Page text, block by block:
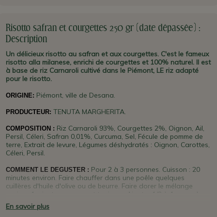
Risotto safran et courgettes 250 gr (date dépassée) :
Description
Un délicieux risotto au safran et aux courgettes. C'est le fameux
risotto alla milanese, enrichi de courgettes et 100% naturel. Il est
à base de riz Carnaroli cultivé dans le Piémont, LE riz adapté
pour le risotto.
ORIGINE: Piémont, ville de Desana.
PRODUCTEUR: TENUTA MARGHERITA.
COMPOSITION : Riz Carnaroli 93%, Courgettes 2%, Oignon, Ail,
Persil, Céleri, Safran 0,01%, Curcuma, Sel, Fécule de pomme de
terre, Extrait de levure, Légumes déshydratés : Oignon, Carottes,
Céleri, Persil.
COMMENT LE DEGUSTER : Pour 2 à 3 personnes. Cuisson : 20
minutes environ. Faire chauffer dans une poêle quelques
cuillères d'huile d'olive ou de beurre. Faire dorer le mélange
environ 1 minute en remuant toujours. Ajouter 1/2 à 1 verre de
vin blanc et remuer. Saler et rajouter de l'eau bouillante ou du
bouillon. En rajouter également si nécessaire jusqu'à cuisson
En savoir plus